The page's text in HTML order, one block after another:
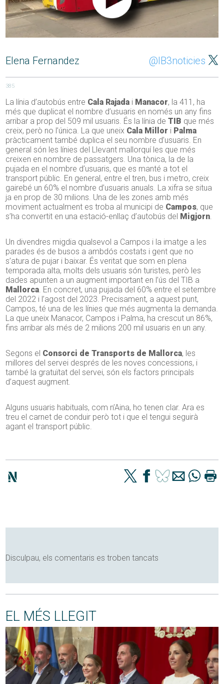
Elena Fernandez @IB3noticies
385
La línia d’autobús entre Cala Rajada i Manacor, la 411, ha
més que duplicat el nombre d’usuaris en només un any fins
arribar a prop del 509 mil usuaris. És la línia de TIB que més
creix, però no l’única. La que uneix Cala Millor i Palma
pràcticament també duplica el seu nombre d’usuaris. En
general són les línies del Llevant mallorquí les que més
creixen en nombre de passatgers. Una tònica, la de la
pujada en el nombre d’usuaris, que es manté a tot el
transport públic. En general, entre el tren, bus i metro, creix
gairebé un 60% el nombre d’usuaris anuals. La xifra se situa
ja en prop de 30 milions. Una de les zones amb més
moviment actualment es troba al municipi de Campos, que
s’ha convertit en una estació-enllaç d’autobús del Migjorn.
Un divendres migdia qualsevol a Campos i la imatge a les
parades és de busos a ambdós costats i gent que no
s’atura de pujar i baixar. És veritat que som en plena
temporada alta, molts dels usuaris són turistes, però les
dades apunten a un augment important en l’ús del TIB a
Mallorca. En concret, una pujada del 60% entre el setembre
del 2022 i l’agost del 2023. Precisament, a aquest punt,
Campos, té una de les línies que més augmenta la demanda.
La que uneix Manacor, Campos i Palma, ha crescut un 86%,
fins arribar als més de 2 milions 200 mil usuaris en un any.
Segons el Consorci de Transports de Mallorca, les
millores del servei després de les noves concessions, i
també la gratuïtat del servei, són els factors principals
d’aquest augment.
Alguns usuaris habituals, com n’Aina, ho tenen clar. Ara es
treu el carnet de conduir però tot i que el tengui seguirà
agant el transport públic.
Disculpau, els comentaris es troben tancats
EL MÉS LLEGIT